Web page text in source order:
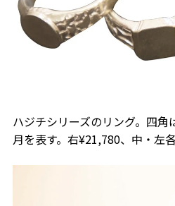
ハジチシリーズのリング。四角
月を表す。右¥21,780、中・左